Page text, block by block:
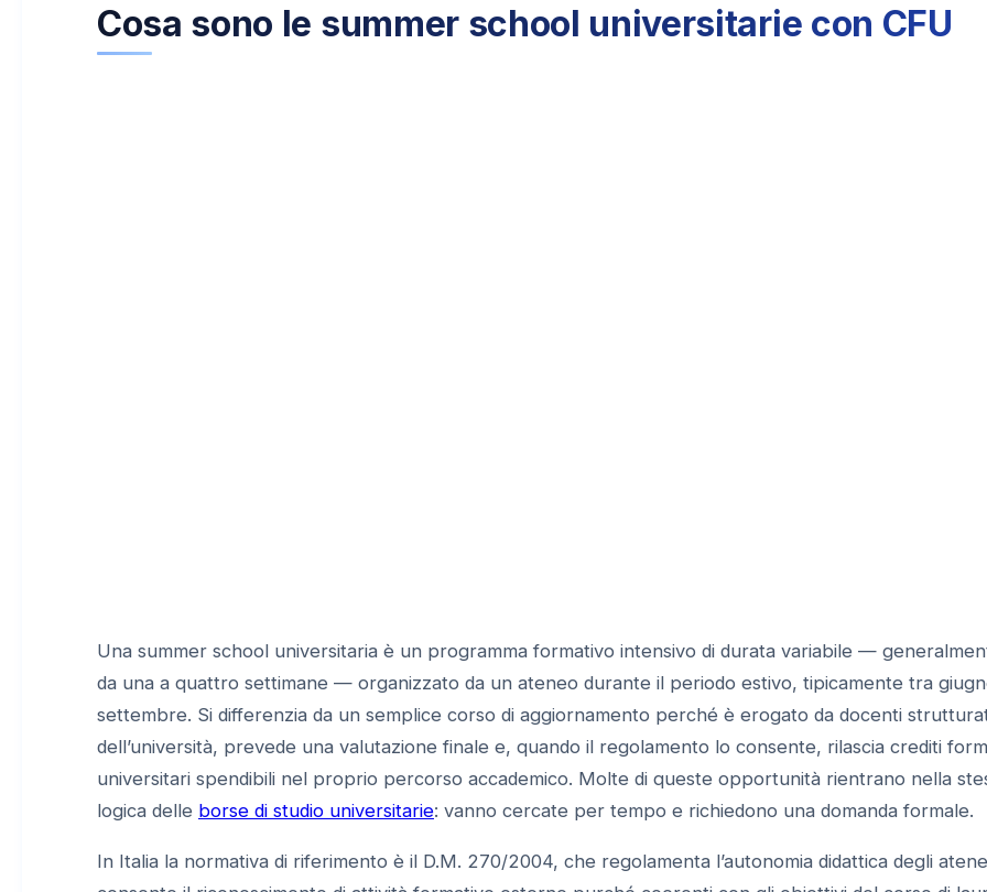
Cosa sono le summer school universitarie con CFU
Una summer school universitaria è un programma formativo intensivo di durata variabile —
da una a quattro settimane — organizzato da un ateneo durante il periodo estivo, tipicamente tra
settembre. Si differenzia da un semplice corso di aggiornamento perché è erogato da docenti
dell’università, prevede una valutazione finale e, quando il regolamento lo consente, rilascia crediti
universitari spendibili nel proprio percorso accademico. Molte di queste opportunità rientrano nella
logica delle borse di studio universitarie: vanno cercate per tempo e richiedono una domanda formale.
In Italia la normativa di riferimento è il D.M. 270/2004, che regolamenta l’autonomia didattica degli